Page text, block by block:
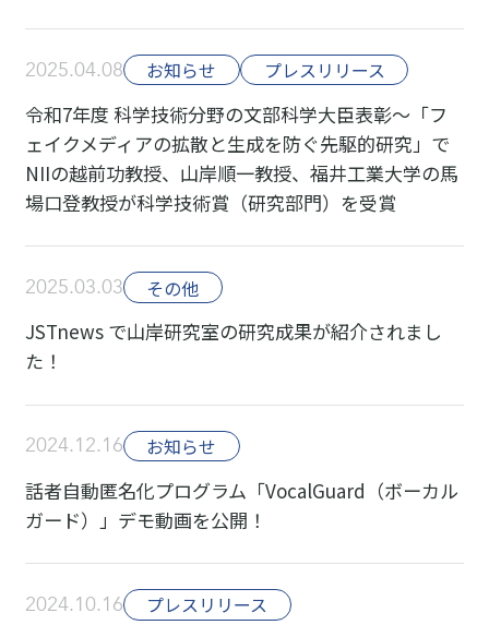
2025.04.08 お知らせ プレスリリース
令和7年度 科学技術分野の文部科学大臣表彰～「フ
ェイクメディアの拡散と生成を防ぐ先駆的研究」で
NIIの越前功教授、山岸順一教授、福井工業大学の馬
場口登教授が科学技術賞（研究部門）を受賞
2025.03.03 その他
JSTnews で山岸研究室の研究成果が紹介されまし
た！
2024.12.16 お知らせ
話者自動匿名化プログラム「VocalGuard（ボーカル
ガード）」デモ動画を公開！
2024.10.16 プレスリリース